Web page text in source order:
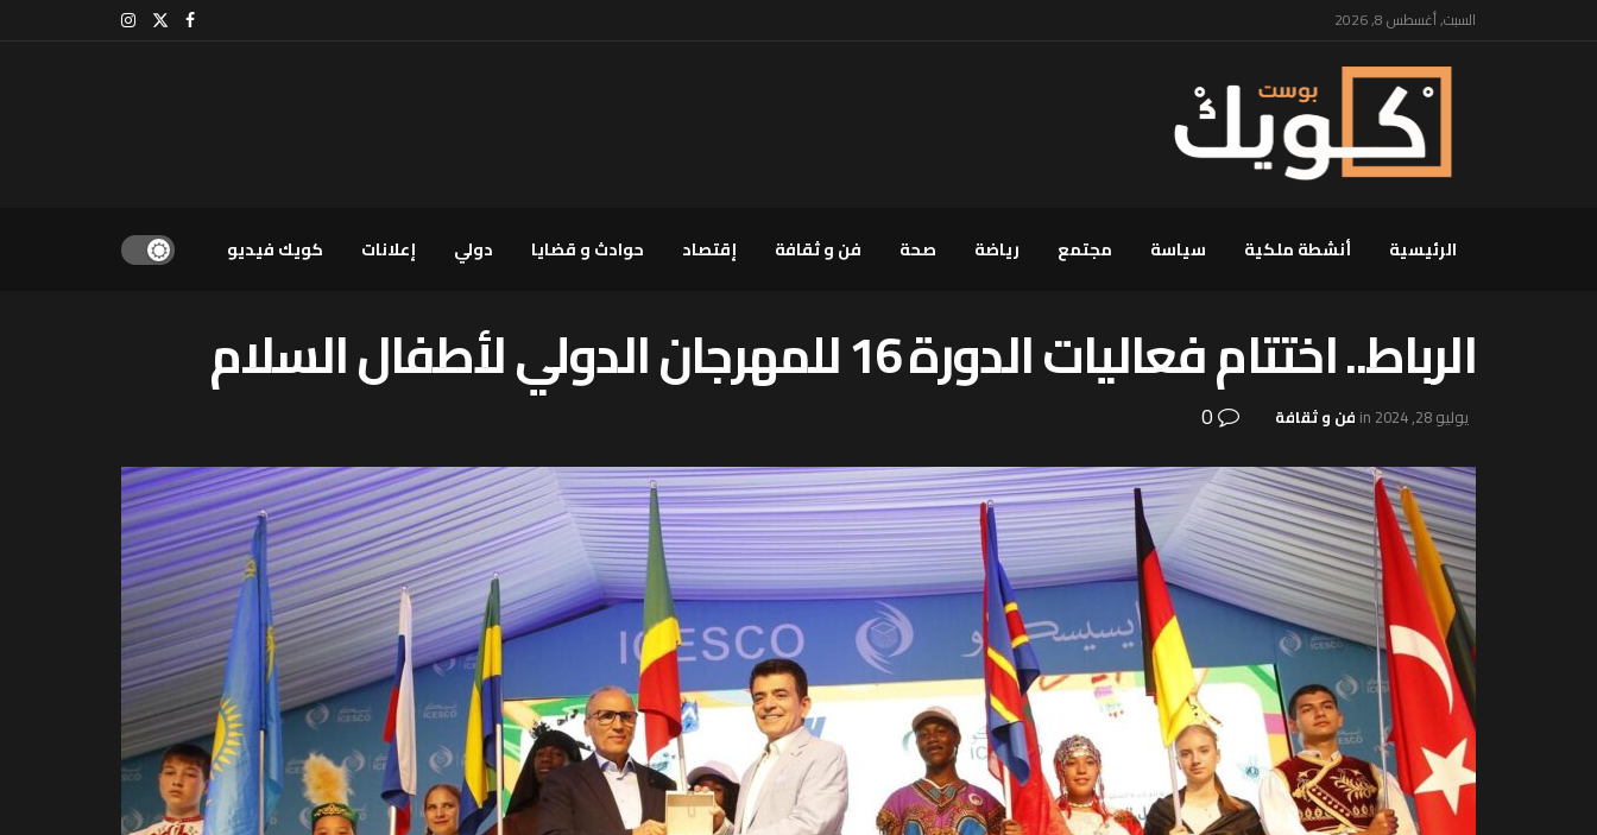
السبت, أغسطس 8, 2026
الرئيسية أنشطة ملكية سياسة مجتمع رياضة صحة فن و ثقافة إقتصاد حوادث و قضايا دولي إعلانات كويك فيديو
الرباط.. اختتام فعاليات الدورة 16 للمهرجان الدولي لأطفال السلام
يوليو 28, 2024 in فن و ثقافة